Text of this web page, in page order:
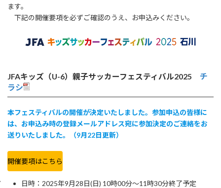
ます。
下記の開催要項を必ずご確認のうえ、お申込みください。
JFAキッズ（U-6）親子サッカーフェスティバル2025 チ
ラシ
本フェスティバルの開催が決定いたしました。参加申込の皆様に
は、お申込み時の登録メールアドレス宛に参加決定のご連絡をお
送りいたしました。（9月22日更新）
開催要項はこちら
日時：2025年9月28日(日) 10時00分～11時30分終了予定